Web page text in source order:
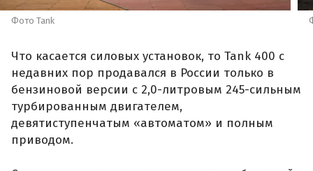
Фото Tank
Что касается силовых установок, то Tank 400 с
недавних пор продавался в России только в
бензиновой версии с 2,0-литровым 245-сильным
турбированным двигателем,
девятиступенчатым «автоматом» и полным
приводом.